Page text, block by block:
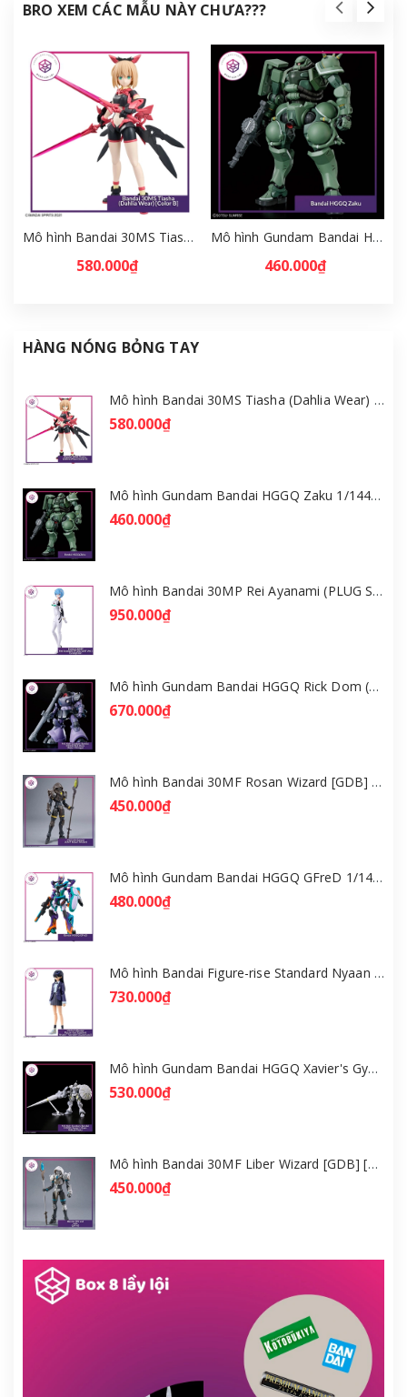
BRO XEM CÁC MẪU NÀY CHƯA???
Mô hình Bandai 30MS Tiasha (Dahlia Wear) [Color B] [GDB] [30MS]
580.000₫
Mô hình Gundam Bandai HGGQ Zaku 1/144 – MSG GQuuuuuuX [GDB] [BHG]
460.000₫
HÀNG NÓNG BỎNG TAY
Mô hình Bandai 30MS Tiasha (Dahlia Wear) [Color B] [GDB] [30MS]
580.000₫
Mô hình Gundam Bandai HGGQ Zaku 1/144 – MSG GQuuuuuuX [GDB] [BHG]
460.000₫
Mô hình Bandai 30MP Rei Ayanami (PLUG SUIT Ver.) – Evangelion [GDB] [30MP]
950.000₫
Mô hình Gundam Bandai HGGQ Rick Dom (Gaia / Ortega) 1/144 [GDB] [BHG]
670.000₫
Mô hình Bandai 30MF Rosan Wizard [GDB] [30MF]
450.000₫
Mô hình Gundam Bandai HGGQ GFreD 1/144 [GDB] [BHG]
480.000₫
Mô hình Bandai Figure-rise Standard Nyaan - Gundam GQuuuuuuX [GDB] [FRS]
730.000₫
Mô hình Gundam Bandai HGGQ Xavier's Gyan Hakuji-Packs 1/144 [GDB] [BHG]
530.000₫
Mô hình Bandai 30MF Liber Wizard [GDB] [30MF]
450.000₫